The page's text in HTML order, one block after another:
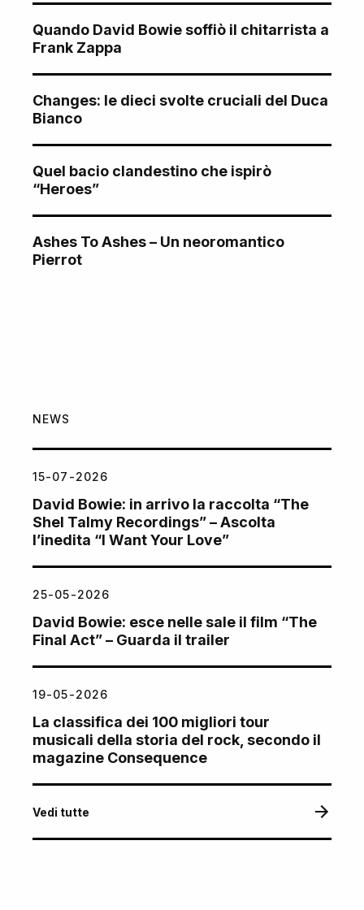
Quando David Bowie soffiò il chitarrista a
Frank Zappa
Changes: le dieci svolte cruciali del Duca
Bianco
Quel bacio clandestino che ispirò
“Heroes”
Ashes To Ashes – Un neoromantico
Pierrot
NEWS
15-07-2026
David Bowie: in arrivo la raccolta “The
Shel Talmy Recordings” – Ascolta
l’inedita “I Want Your Love”
25-05-2026
David Bowie: esce nelle sale il film “The
Final Act” – Guarda il trailer
19-05-2026
La classifica dei 100 migliori tour
musicali della storia del rock, secondo il
magazine Consequence
Vedi tutte